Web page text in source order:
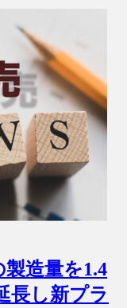
造量を1.4
長し新プラ